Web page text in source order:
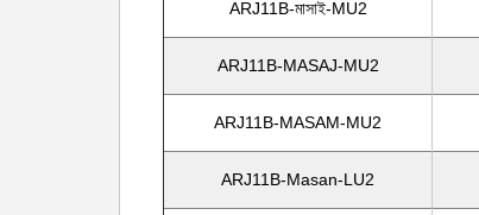
ARJ11B-মাসাই-MU2
ARJ11B-MASAJ-MU2
ARJ11B-MASAM-MU2
ARJ11B-Masan-LU2